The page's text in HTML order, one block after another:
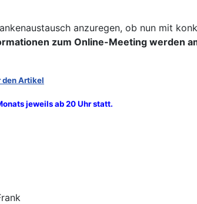
anzuregen, ob nun mit
zum Online-Meeting werden
den Artikel
jeweils ab 20 Uhr statt.